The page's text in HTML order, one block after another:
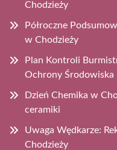
Chodzieży
Półroczne
w Chodzieży
Plan Kontroli
Ochrony Środowiska
Dzień Chemika w
ceramiki
Uwaga Wędkarze:
Chodzieży